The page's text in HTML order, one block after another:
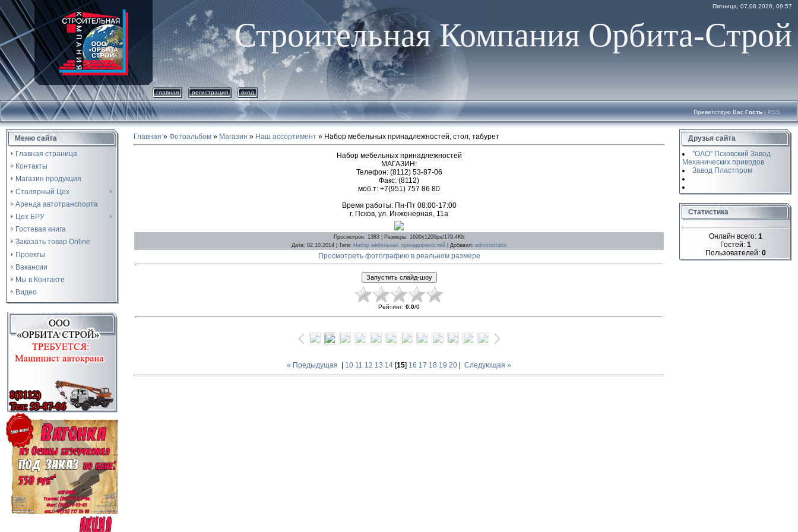
Пятница, 07.08.2026, 09:57
Строительная Компания Орбита-Строй
главная регистрация вход
Приветствую Вас Гость | RSS
Меню сайта
Главная страница
Контакты
Магазин продукция
Столярный Цех
Аренда автотранспорта
Цех БРУ
Гостевая книга
Заказать товар Online
Проекты
Вакансии
Мы в Контакте
Видео
Главная » Фотоальбом » Магазин » Наш ассортимент » Набор мебельных принадлежностей, стол, табурет
Набор мебельных принадлежностей
МАГАЗИН:
Телефон: (8112) 53-87-06
Факс: (8112)
моб.т: +7(951) 757 86 80
Время работы: Пн-Пт 08:00-17:00
г. Псков, ул. Инженерная, 11а
Просмотров: 1383 | Размеры: 1600x1200px/179.4Kb
Дата: 02.10.2014 | Теги: Набор мебельных принадлежностей| Добавил: administrator
Просмотреть фотографию в реальном размере
Рейтинг: 0.0/0
« Предыдущая 10 11 12 13 14 [15] 16 17 18 19 20 Следующая »
Друзья сайта
"ОАО" Псковский Завод
Механических приводов
Завод Пластпром
Статистика
Онлайн всего: 1
Гостей: 1
Пользователей: 0